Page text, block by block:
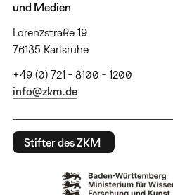
und Medien
Lorenzstraße 19
76135 Karlsruhe
+49 (0) 721 - 8100 - 1200
info@zkm.de
Stifter des ZKM